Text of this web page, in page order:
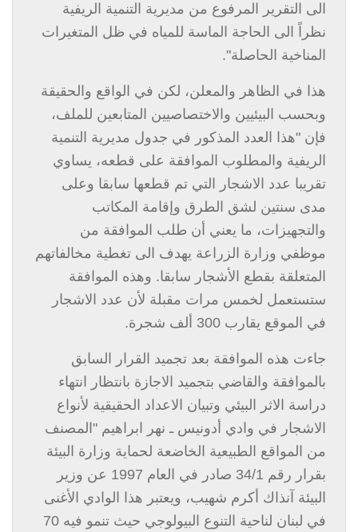
الى التقرير المرفوع من مديرية التنمية الريفية
نظراً الى الحاجة الماسة للمياه في ظل المتغيرات
المناخية الحاصلة".
هذا في الظاهر والمعلن، لكن في الواقع والحقيقة
وبحسب البيئيين والاختصاصيين المتابعين للملف،
فإن "هذا العدد المذكور في جدول مديرية التنمية
الريفية والمطلوب الموافقة على قطعه، يساوي
تقريبا عدد الاشجار التي تم قطعها سابقا وعلى
مدى سنتين لشق الطرق وإقامة المكاتب
والتجهيزات، ما يعني أن طلب الموافقة من
موظفي وزارة الزراعة يهدف الى تغطية مخالفاتهم
المتعلقة بقطع الأشجار سابقا. وهذه الموافقة
ستستعمل لخمس مرات مقبلة لأن عدد الاشجار
في الموقع يقارب 300 ألف شجرة
.
جاءت هذه الموافقة بعد تجميد القرار السابق
بالموافقة والقاضي بتجميد الاجازة بانتظار انتهاء
دراسة الاثر البيئي وتبيان الاعداد الحقيقية لأنواع
الاشجار في وادي أدونيس ـ نهر ابراهيم "المصنف
من المواقع الطبيعية الخاضعة لحماية وزارة البيئة
بقرار رقم 34/1 صادر في العام 1997 عن وزير
البيئة آنذاك أكرم شهيب، ويعتبر هذا الوادي الأغنى
في لبنان لناحية التنوع البيولوجي حيث تنمو فيه 70